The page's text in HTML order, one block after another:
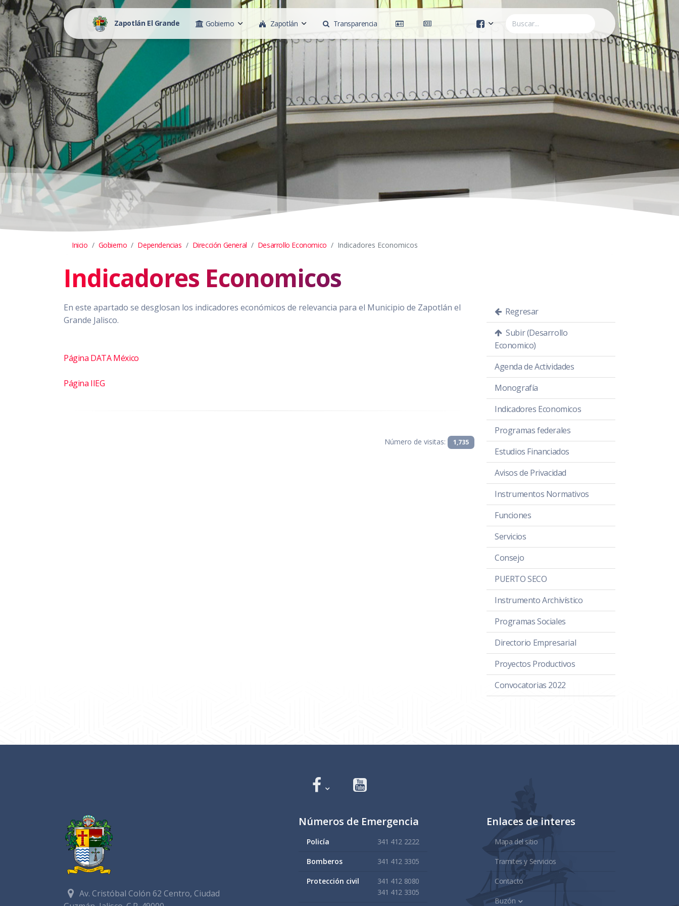
Zapotlán El Grande Gobierno Zapotlán Transparencia
Cuenta Oficial
Construcción de Comunidad
Servicios Públicos
Instituto de la Mujer
Tránsito y Vialidad
Inicio Gobierno Dependencias Dirección General Desarrollo Economico Indicadores Economicos
Indicadores Economicos
En este apartado se desglosan los indicadores económicos de relevancia para el Municipio de Zapotlán el
Grande Jalisco.
Página DATA México
Página IIEG
Número de visitas: 1,735
Regresar
Subir (Desarrollo
Economico)
Agenda de Actividades
Monografía
Indicadores Economicos
Programas federales
Estudios Financiados
Avisos de Privacidad
Instrumentos Normativos
Funciones
Servicios
Consejo
PUERTO SECO
Instrumento Archivístico
Programas Sociales
Directorio Empresarial
Proyectos Productivos
Convocatorias 2022
Av. Cristóbal Colón 62 Centro, Ciudad
Números de Emergencia
Policía 341 412 2222
Bomberos 341 412 3305
Protección civil
341 412 8080
341 412 3305
Enlaces de interes
Mapa del sitio
Tramites y Servicios
Contacto
Buzón